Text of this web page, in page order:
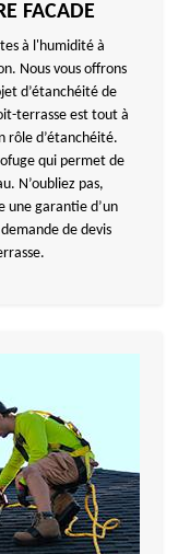
FACADE
à l'humidité à
Nous vous offrons
d’étanchéité de
terrasse est tout à
rôle d’étanchéité.
qui permet de
N’oubliez pas,
une garantie d’un
de devis